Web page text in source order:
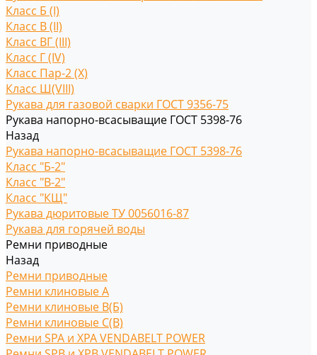
Класс Б (I)
Класс В (II)
Класс ВГ (III)
Класс Г (IV)
Класс Пар-2 (X)
Класс Ш(VIII)
Рукава для газовой сварки ГОСТ 9356-75
Рукава напорно-всасыващие ГОСТ 5398-76
Назад
Рукава напорно-всасыващие ГОСТ 5398-76
Класс "Б-2"
Класс "В-2"
Класс "КЩ"
Рукава дюритовые ТУ 0056016-87
Рукава для горячей воды
Ремни приводные
Назад
Ремни приводные
Ремни клиновые A
Ремни клиновые В(Б)
Ремни клиновые С(B)
Ремни SPA и XPA VENDABELT POWER